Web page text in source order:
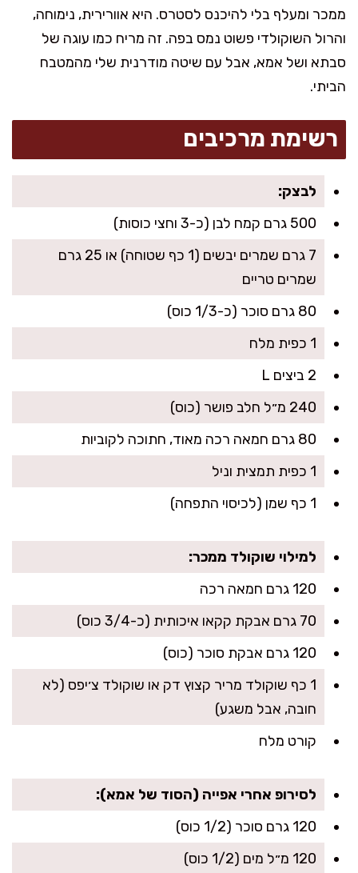
ממכר ומעלף בלי להיכנס לסטרס. היא אוורירית, נימוחה,
והרול השוקולדי פשוט נמס בפה. זה מריח כמו עוגה של
סבתא ושל אמא, אבל עם שיטה מודרנית שלי מהמטבח
הביתי.
רשימת מרכיבים
לבצק:
500 גרם קמח לבן (כ-3 וחצי כוסות)
7 גרם שמרים יבשים (1 כף שטוחה) או 25 גרם
שמרים טריים
80 גרם סוכר (כ-1/3 כוס)
1 כפית מלח
2 ביצים L
240 מ״ל חלב פושר (כוס)
80 גרם חמאה רכה מאוד, חתוכה לקוביות
1 כפית תמצית וניל
1 כף שמן (לכיסוי התפחה)
למילוי שוקולד ממכר:
120 גרם חמאה רכה
70 גרם אבקת קקאו איכותית (כ-3/4 כוס)
120 גרם אבקת סוכר (כוס)
1 כף שוקולד מריר קצוץ דק או שוקולד צ׳יפס (לא
חובה, אבל משגע)
קורט מלח
לסירופ אחרי אפייה (הסוד של אמא):
120 גרם סוכר (1/2 כוס)
120 מ״ל מים (1/2 כוס)